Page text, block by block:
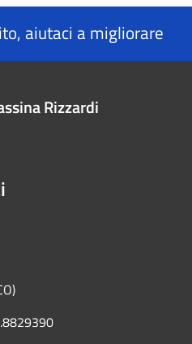
aiutaci a migliorare
Rizzardi